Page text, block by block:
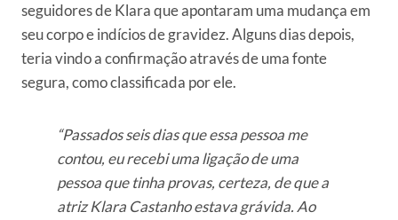
seguidores de Klara que apontaram uma mudança em
seu corpo e indícios de gravidez. Alguns dias depois,
teria vindo a confirmação através de uma fonte
segura, como classificada por ele.
“Passados seis dias que essa pessoa me
contou, eu recebi uma ligação de uma
pessoa que tinha provas, certeza, de que a
atriz Klara Castanho estava grávida. Ao